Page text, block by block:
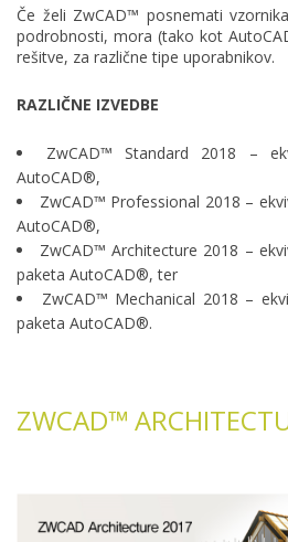
Če želi ZwCAD™ posnemati
podrobnosti, mora (tako kot
rešitve, za različne tipe uporabnikov.
RAZLIČNE IZVEDBE
ZwCAD™ Standard 2018 –
AutoCAD®,
ZwCAD™ Professional 2018 –
AutoCAD®,
ZwCAD™ Architecture 2018 –
paketa AutoCAD®, ter
ZwCAD™ Mechanical 2018 –
paketa AutoCAD®.
ZWCAD™